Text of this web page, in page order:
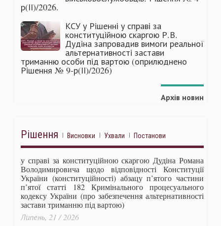
р(ІІ)/2026.
КСУ у Рішенні у справі за
конституційною скаргою Р.В.
Дудіна запровадив вимоги реальної
альтернативності застави
триманню особи під вартою (оприлюднено
Рішення № 9-р(ІІ)/2026)
Архів новин
Рішення Висновки Ухвали Постанови
у справі за конституційною скаргою Дудіна Романа
Володимировича щодо відповідності Конституції
України (конституційності) абзацу п’ятого частини
п’ятої статті 182 Кримінального процесуального
кодексу України (про забезпечення альтернативності
застави триманню під вартою)
Липень, 21 / 2026